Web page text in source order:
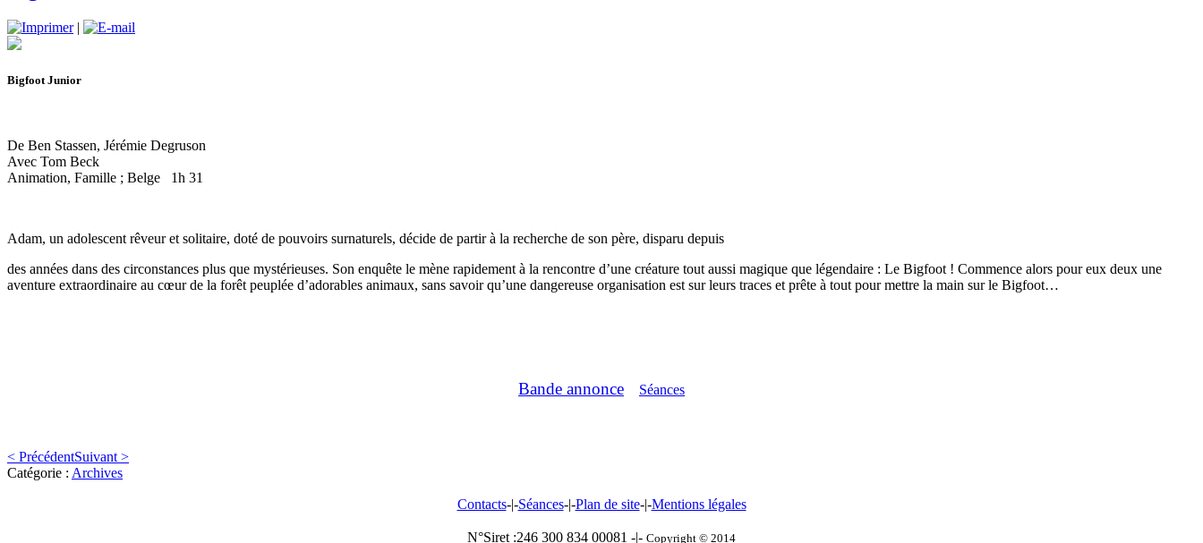
|
Bigfoot Junior
De Ben Stassen, Jérémie Degruson
Avec Tom Beck
Animation, Famille ; Belge 1h 31
Adam, un adolescent rêveur et solitaire, doté de pouvoirs surnaturels, décide de partir à la recherche de son père, disparu depuis
des années dans des circonstances plus que mystérieuses. Son enquête le mène rapidement à la rencontre d’une créature tout aussi magique que légendaire : Le Bigfoot ! Commence alors pour eux deux une
aventure extraordinaire au cœur de la forêt peuplée d’adorables animaux, sans savoir qu’une dangereuse organisation est sur leurs traces et prête à tout pour mettre la main sur le Bigfoot…
Bande annonce Séances
< PrécédentSuivant >
Catégorie : Archives
Contacts-|-Séances-|-Plan de site-|-Mentions légales
N°Siret :246 300 834 00081 -|- Copyright © 2014